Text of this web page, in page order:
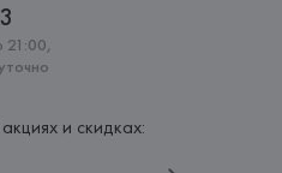
21:00,
и скидках: